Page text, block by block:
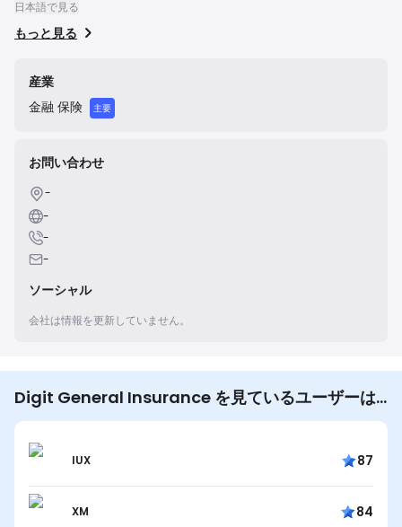
create straightforward, customizable products and a
insurance products, including motor, health, travel, and
property insurance, with a focus on a digital-first approach
to sales and customer service.
日本語で見る
もっと見る
産業
金融 保険 主要
お問い合わせ
-
-
-
-
ソーシャル
会社は情報を更新していません。
Digit General Insurance を見ているユーザーは
他にも…
IUX 87
XM 84